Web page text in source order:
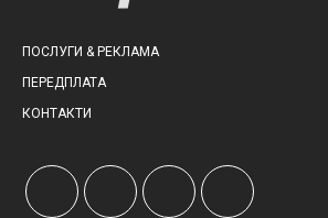
ПОСЛУГИ & РЕКЛАМА
ПЕРЕДПЛАТА
КОНТАКТИ